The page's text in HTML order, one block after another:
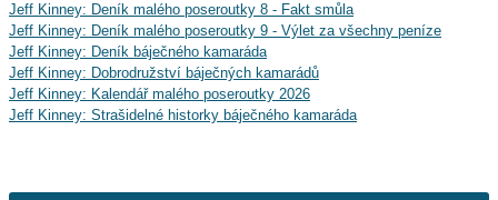
Jeff Kinney: Deník malého poseroutky 8 - Fakt smůla
Jeff Kinney: Deník malého poseroutky 9 - Výlet za všechny peníze
Jeff Kinney: Deník báječného kamaráda
Jeff Kinney: Dobrodružství báječných kamarádů
Jeff Kinney: Kalendář malého poseroutky 2026
Jeff Kinney: Strašidelné historky báječného kamaráda